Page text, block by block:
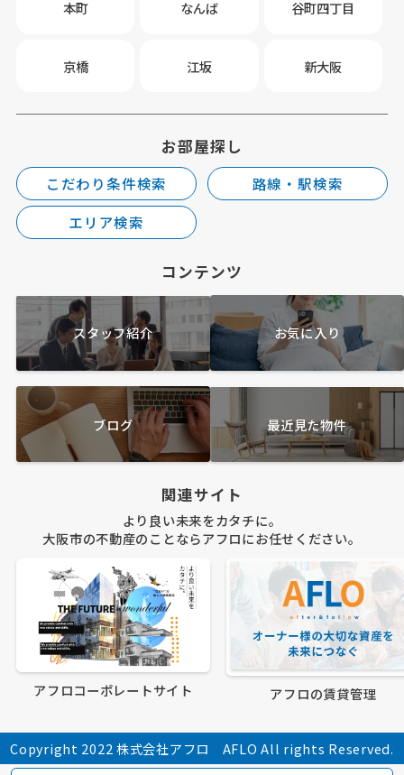
本町 なんば 谷町四丁目
京橋 江坂 新大阪
お部屋探し
こだわり条件検索
路線・駅検索
エリア検索
コンテンツ
スタッフ紹介 お気に入り
ブログ 最近見た物件
関連サイト
より良い未来をカタチに。
大阪市の不動産のことならアフロにお任せください。
アフロコーポレートサイト アフロの賃貸管理
Copyright 2022 株式会社アフロ AFLO All rights Reserved.